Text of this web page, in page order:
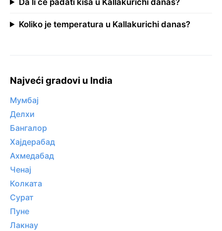
Koliko je temperatura u Kallakurichi danas?
Najveći gradovi u India
Мумбај
Делхи
Бангалор
Хајдерабад
Ахмедабад
Ченај
Колката
Сурат
Пуне
Лакнау